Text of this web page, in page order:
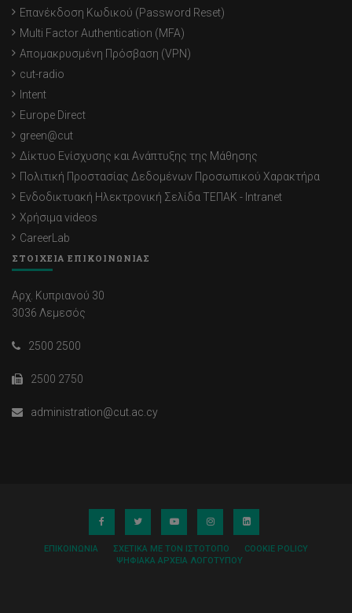
Επανέκδοση Κωδικού (Password Reset)
Multi Factor Authentication (MFA)
Απομακρυσμένη Πρόσβαση (VPN)
cut-radio
Intent
Europe Direct
green@cut
Δίκτυο Ενίσχυσης και Ανάπτυξης της Μάθησης
Πολιτική Προστασίας Δεδομένων Προσωπικού Χαρακτήρα
Ενδοδικτυακή Ηλεκτρονική Σελίδα ΤΕΠΑΚ - Intranet
Χρήσιμα videos
CareerLab
ΣΤΟΙΧΕΙΑ ΕΠΙΚΟΙΝΩΝΙΑΣ
Αρχ. Κυπριανού 30
3036 Λεμεσός
2500 2500
2500 2750
administration@cut.ac.cy
ΕΠΙΚΟΙΝΩΝΊΑ ΣΧΕΤΙΚΆ ΜΕ ΤΟΝ ΙΣΤΌΤΟΠΟ
COOKIE POLICY
ΨΗΦΙΑΚΆ ΑΡΧΕΊΑ ΛΟΓΌΤΥΠΟΥ